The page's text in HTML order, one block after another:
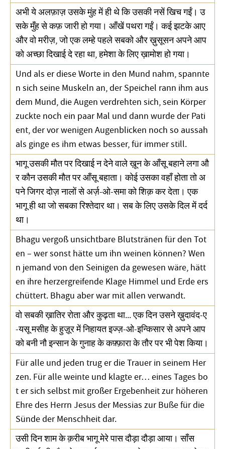
अभी ये अलफ़ाज़ उसके मुंह में ही थे कि उसकी नसें खिच गईं। उ
सके मुँह से कफ़ जारी हो गया। आँखें पथरा गईं। कई झटके आए
और वो मरीज़, जो एक लम्हे पहले सबको और ख़ुसूसन अपने आप
को अच्छा दिखाई दे रहा था, हमेशा के लिए ख़ामोश हो गया।
Und als er diese Worte in den Mund nahm, spannte
n sich seine Muskeln an, der Speichel rann ihm aus
dem Mund, die Augen verdrehten sich, sein Körper
zuckte noch ein paar Mal und dann wurde der Pati
ent, der vor wenigen Augenblicken noch so aussah
als ginge es ihm etwas besser, für immer still.
भागू उसकी मौत पर दिखाई न देने वाले ख़ून के आँसू बहाने लगा औ
र कौन उसकी मौत पर आँसू बहाता। कोई उसका वहाँ होता तो अ
पने जिगर दोज़ नालों से अर्ज़-ओ-समा को शिक़ कर देता। एक
भागू ही था जो सबका रिश्तेदार था। सब के लिए उसके दिल में दर्द
था।
Bhagu vergoß unsichtbare Blutstränen für den Tot
en – wer sonst hätte um ihn weinen können? Wen
n jemand von den Seinigen da gewesen wäre, hätt
en ihre herzergreifende Klage Himmel und Erde ers
chüttert. Bhagu aber war mit allen verwandt.
वो सबकी ख़ातिर रोता और कुढ़ता था... एक दिन उसने ख़ुदावंद-ए
-यसू मसीह के हुज़ूर में निहायत इज्ज़-ओ-इन्किसार से अपने आप
को बनी नौ इन्सान के गुनाह के कफ़्फ़ारा के तौर पर भी पेश किया।
Für alle und jeden trug er die Trauer in seinem Her
zen. Für alle weinte und klagte er… eines Tages bo
t er sich selbst mit großer Ergebenheit zur höheren
Ehre des Herrn Jesus der Messias zur Buße für die
Sünde der Menschheit dar.
उसी दिन शाम के क़रीब भागू मेरे पास दौड़ा दौड़ा आया। साँस